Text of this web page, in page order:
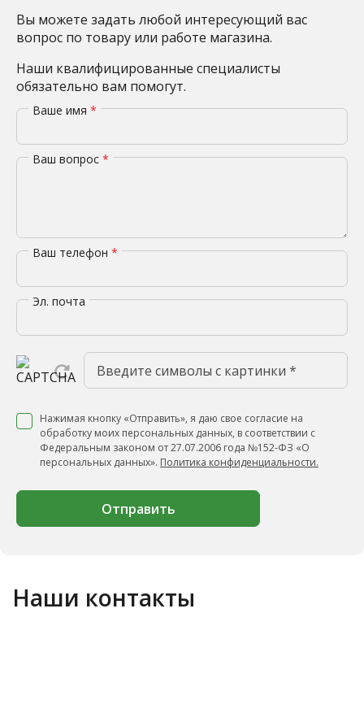
Вы можете задать любой интересующий вас
вопрос по товару или работе магазина.
Наши квалифицированные специалисты
обязательно вам помогут.
Ваше имя *
Ваш вопрос *
Ваш телефон *
Эл. почта
Нажимая кнопку «Отправить», я даю свое согласие на
обработку моих персональных данных, в соответствии с
Федеральным законом от 27.07.2006 года №152-ФЗ «О
персональных данных». Политика конфиденциальности.
Отправить
Наши контакты